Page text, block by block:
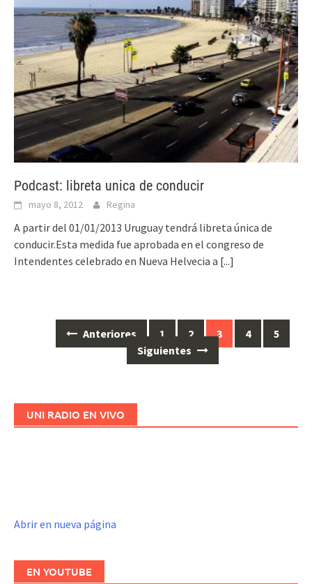
Podcast: libreta unica de conducir
mayo 8, 2012 Regina
A partir del 01/01/2013 Uruguay tendrá libreta única de
conducir.Esta medida fue aprobada en el congreso de
Intendentes celebrado en Nueva Helvecia a [...]
Anteriores 1 2 3 4
5
Siguientes
UNI RADIO EN VIVO
Abrir en nueva página
EN YOUTUBE